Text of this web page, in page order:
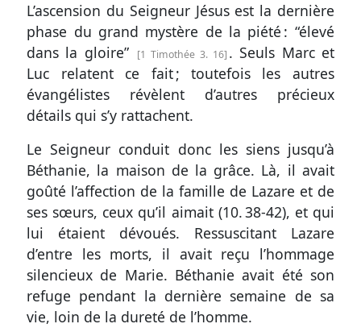
L’ascension du Seigneur Jésus est la dernière
phase du grand mystère de la piété : “élevé
dans la gloire”
1 Timothée 3. 16 . Seuls Marc et
Luc relatent ce fait ; toutefois les autres
évangélistes révèlent d’autres précieux
détails qui s’y rattachent.
Le Seigneur conduit donc les siens jusqu’à
Béthanie, la maison de la grâce. Là, il avait
goûté l’affection de la famille de Lazare et de
ses sœurs, ceux qu’il aimait (10. 38-42), et qui
lui étaient dévoués. Ressuscitant Lazare
d’entre les morts, il avait reçu l’hommage
silencieux de Marie. Béthanie avait été son
refuge pendant la dernière semaine de sa
vie, loin de la dureté de l’homme.